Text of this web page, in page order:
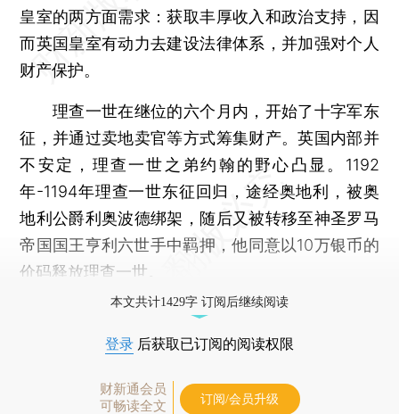
皇室的两方面需求：获取丰厚收入和政治支持，因
而英国皇室有动力去建设法律体系，并加强对个人
财产保护。
理查一世在继位的六个月内，开始了十字军东
征，并通过卖地卖官等方式筹集财产。英国内部并
不安定，理查一世之弟约翰的野心凸显。1192
年-1194年理查一世东征回归，途经奥地利，被奥
地利公爵利奥波德绑架，随后又被转移至神圣罗马
帝国国王亨利六世手中羁押，他同意以10万银币的
价码释放理查一世。
本文共计1429字 订阅后继续阅读
登录 后获取已订阅的阅读权限
财新通会员
可畅读全文
订阅/会员升级